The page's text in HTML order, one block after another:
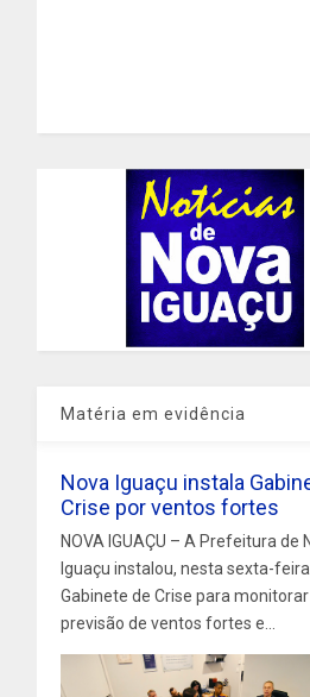
Matéria em evidência
Nova Iguaçu instala
Crise por ventos fortes
NOVA IGUAÇU – A Prefeitura de
Iguaçu instalou, nesta sexta-
Gabinete de Crise para
previsão de ventos fortes e...